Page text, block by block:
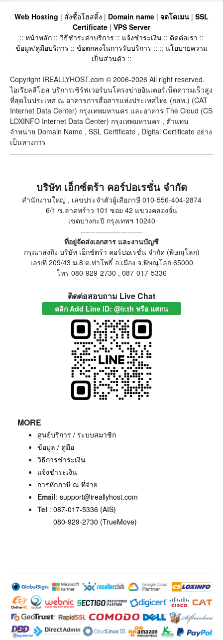
Web Hosting | สั่งซื้อโฮสติ้ง | Domain name | จดโดเมน | SSL
Certificate | VPS Server
:: หน้าหลัก :: วิธีชำระค่าบริการ :: แจ้งชำระเงิน :: ติดต่อเรา ::
ข้อมูล/คู่มือบริการ :: ข้อตกลงในการรับบริการ :: :: นโยบายความ
เป็นส่วนตัว ::
Copyright IREALLYHOST.com © 2006-2026 All right reserved.
ไอเรียลลี่โฮส บริการเซิร์ฟเวอร์บนโครงข่ายอินเตอร์เน็ตความเร็วสูง
ที่สุดในประเทศ ณ อาคารการสื่อสารแห่งประเทศไทย (กสท.) (CAT
Internet Data Center) กรุงเทพมหานคร และอาคาร The Cloud (CS
LOXINFO Internet Data Center) กรุงเทพมหานคร , ตัวแทน
จำหน่าย Domain Name , SSL Certificate , Digital Certificate อย่าง
เป็นทางการ
บริษัท เอ็กซ์ตร้า คอร์ปอเรชั่น จำกัด
สำนักงานใหญ่ , เลขประจำตัวผู้เสียภาษี 010-556-404-2874
6/1 ซ.ลาดพร้าว 101 ซอย 42 แขวงคลองจั่น
เขตบางกะปิ กรุงเทพฯ 10240
-------------------------
ที่อยู่จัดส่งเอกสาร และงานบัญชี
กรุณาส่งถึง บริษัท เอ็กซ์ตร้า คอร์ปอเรชั่น จำกัด (พิษณุโลก)
เลขที่ 209/43 ม.8 ต.ท่าโพธิ์ อ.เมือง จ.พิษณุโลก 65000
โทร 080-929-2730 , 087-017-5336
ติดต่อสอบถาม Live Chat
คลิก Add Line ID: @ir.th หรือ แสกน
MORE
ศูนย์บริการ / ระบบสมาชิก
ข้อมูล / คู่มือ
วิธีการชำระเงิน
แจ้งชำระเงิน
การหักภาษี ณ ที่จ่าย
Email: support@ireallyhost.com
Tel : 087-017-5336 (AIS)
080-929-2730 (TrueMove)